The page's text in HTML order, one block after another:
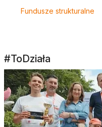
Fundusze strukturalne
#ToDziała